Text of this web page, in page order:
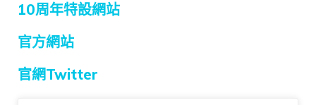
10周年特設網站
官方網站
官網Twitter